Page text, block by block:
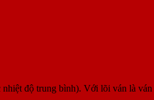
độ trung bình). Với lõi ván là ván